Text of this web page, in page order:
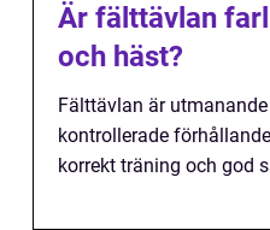
Är fälttävlan
och häst?
Fälttävlan är
kontrollerade
korrekt träning och god